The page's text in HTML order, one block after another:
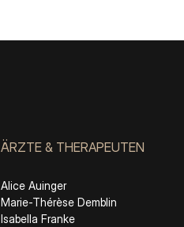
ÄRZTE & THERAPEUTEN
Alice Auinger
Marie-Thérèse Demblin
Isabella Franke